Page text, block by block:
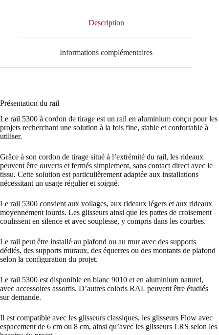
Description
Informations complémentaires
Présentation du rail
Le rail 5300 à cordon de tirage est un rail en aluminium conçu pour les
projets recherchant une solution à la fois fine, stable et confortable à
utiliser.
Grâce à son cordon de tirage situé à l’extrémité du rail, les rideaux
peuvent être ouverts et fermés simplement, sans contact direct avec le
tissu. Cette solution est particulièrement adaptée aux installations
nécessitant un usage régulier et soigné.
Le rail 5300 convient aux voilages, aux rideaux légers et aux rideaux
moyennement lourds. Les glisseurs ainsi que les pattes de croisement
coulissent en silence et avec souplesse, y compris dans les courbes.
Le rail peut être installé au plafond ou au mur avec des supports
dédiés, des supports muraux, des équerres ou des montants de plafond
selon la configuration du projet.
Le rail 5300 est disponible en blanc 9010 et en aluminium naturel,
avec accessoires assortis. D’autres coloris RAL peuvent être étudiés
sur demande.
Il est compatible avec les glisseurs classiques, les glisseurs Flow avec
espacement de 6 cm ou 8 cm, ainsi qu’avec les glisseurs LRS selon les